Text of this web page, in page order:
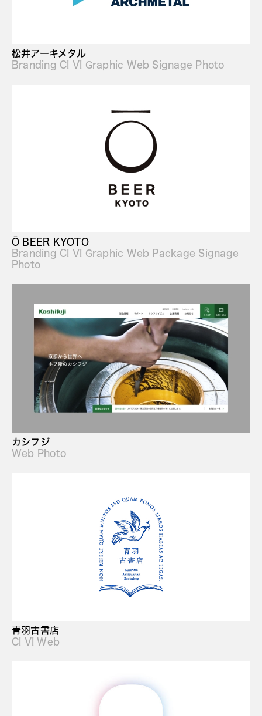
松井アーキメタル
Branding CI VI Graphic Web Signage Photo
Ō BEER KYOTO
Branding CI VI Graphic Web Package Signage
Photo
カシフジ
Web Photo
青羽古書店
CI VI Web